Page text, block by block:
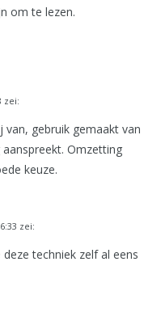
om te lezen.
zei:
gebruik gemaakt van
Omzetting
keuze.
zei:
techniek zelf al eens